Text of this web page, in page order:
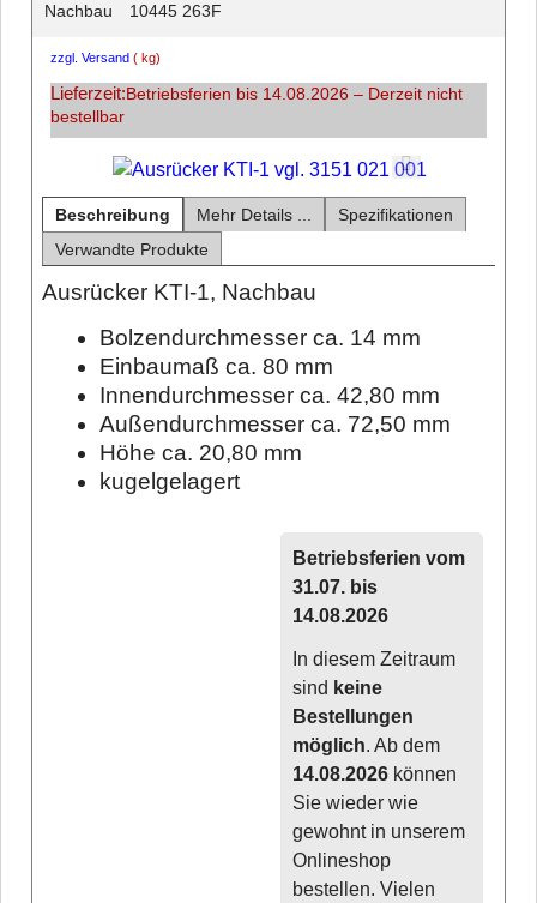
Nachbau 10445 263F
zzgl. Versand kg
Lieferzeit: Betriebsferien bis 14.08.2026 – Derzeit nicht
bestellbar
Beschreibung Mehr Details ...
Spezifikationen
Verwandte Produkte
Ausrücker KTI-1, Nachbau
Bolzendurchmesser ca. 14 mm
Einbaumaß ca. 80 mm
Innendurchmesser ca. 42,80 mm
Außendurchmesser ca. 72,50 mm
Höhe ca. 20,80 mm
kugelgelagert
Betriebsferien vom
31.07. bis
14.08.2026
In diesem Zeitraum
sind keine
Bestellungen
möglich. Ab dem
14.08.2026 können
Sie wieder wie
gewohnt in unserem
Onlineshop
bestellen. Vielen